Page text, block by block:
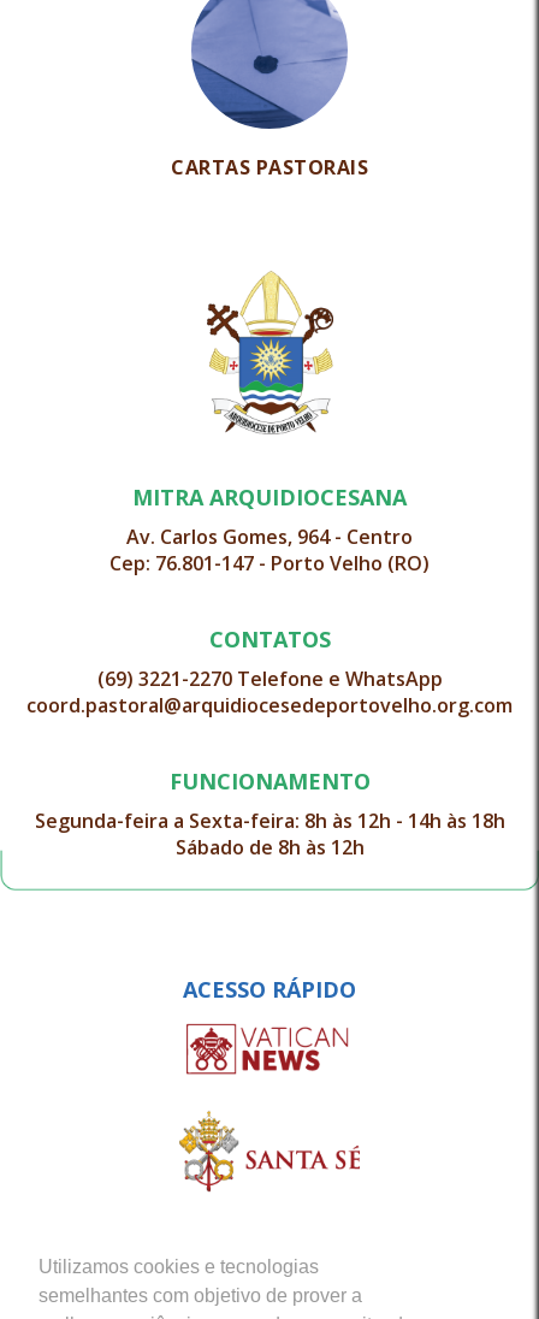
Utilizamos cookies e tecnologias
semelhantes com objetivo de prover a
CARTAS PASTORAIS
MITRA ARQUIDIOCESANA
Av. Carlos Gomes, 964 - Centro
Cep: 76.801-147 - Porto Velho (RO)
CONTATOS
(69) 3221-2270 Telefone e WhatsApp
coord.pastoral@arquidiocesedeportovelho.org.com
FUNCIONAMENTO
Segunda-feira a Sexta-feira: 8h às 12h - 14h às 18h
Sábado de 8h às 12h
ACESSO RÁPIDO